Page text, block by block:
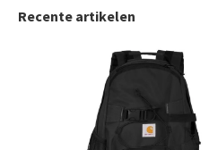
Recente artikelen